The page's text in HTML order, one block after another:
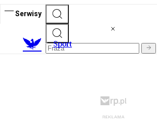
Serwisy
Sport